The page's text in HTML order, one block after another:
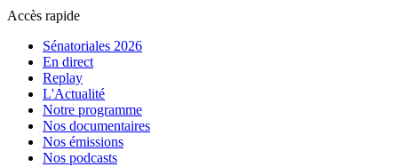
Accès rapide
Sénatoriales 2026
En direct
Replay
L'Actualité
Notre programme
Nos documentaires
Nos émissions
Nos podcasts